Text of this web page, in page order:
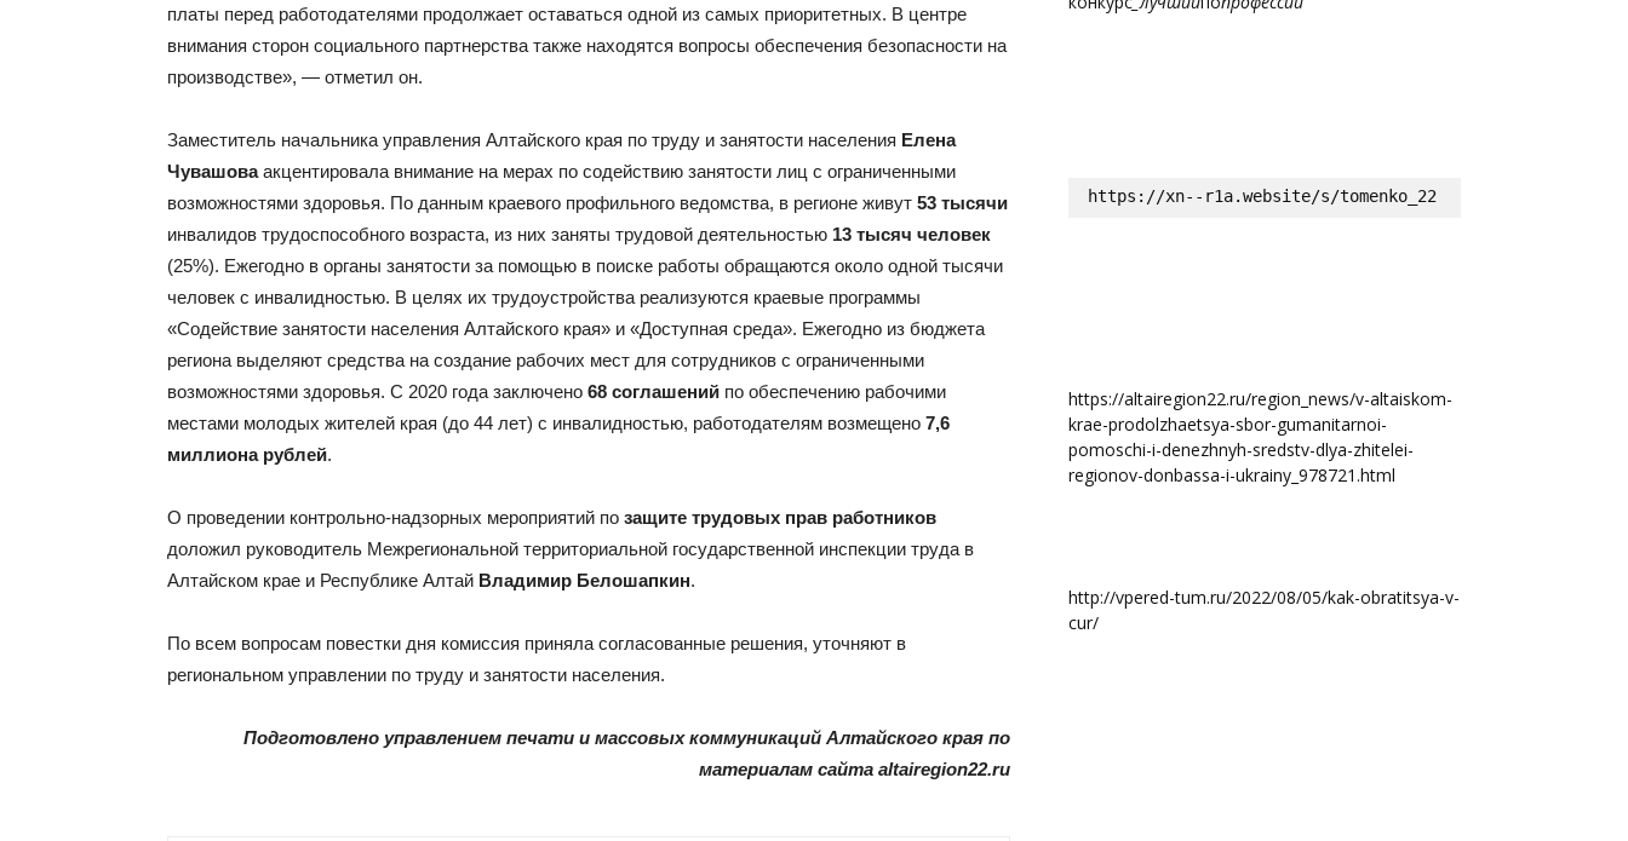
район
платы перед работодателями продолжает оставаться одной из самых приоритетных. В центре
внимания сторон социального партнерства также находятся вопросы обеспечения безопасности на
производстве», — отметил он.
Заместитель начальника управления Алтайского края по труду и занятости населения Елена
Чувашоваакцентировала внимание на мерах по содействию занятости лиц с ограниченными
возможностями здоровья. По данным краевого профильного ведомства, в регионе живут 53 тысячи
инвалидов трудоспособного возраста, из них заняты трудовой деятельностью 13 тысяч человек
(25%). Ежегодно в органы занятости за помощью в поиске работы обращаются около одной тысячи
человек с инвалидностью. В целях их трудоустройства реализуются краевые программы
«Содействие занятости населения Алтайского края» и «Доступная среда». Ежегодно из бюджета
региона выделяют средства на создание рабочих мест для сотрудников с ограниченными
возможностями здоровья. С 2020 года заключено 68 соглашений по обеспечению рабочими
местами молодых жителей края (до 44 лет) с инвалидностью, работодателям возмещено 7,6
миллиона рублей.
О проведении контрольно-надзорных мероприятий по защите трудовых прав работников
доложил руководитель Межрегиональной территориальной государственной инспекции труда в
Алтайском крае и Республике Алтай Владимир Белошапкин.
По всем вопросам повестки дня комиссия приняла согласованные решения, уточняют в
региональном управлении по труду и занятости населения.
Подготовлено управлением печати и массовых коммуникаций Алтайского края по
материалам сайта altairegion22.ru
https://xn--r1a.website/s/tomenko_22
https://altairegion22.ru/region_news/v-altaiskom-
krae-prodolzhaetsya-sbor-gumanitarnoi-
pomoschi-i-denezhnyh-sredstv-dlya-zhitelei-
regionov-donbassa-i-ukrainy_978721.html
http://vpered-tum.ru/2022/08/05/kak-obratitsya-v-
cur/